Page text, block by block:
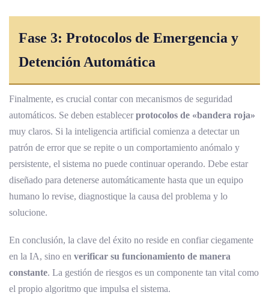
Fase 3: Protocolos de Emergencia y
Detención Automática
Finalmente, es crucial contar con mecanismos de seguridad
automáticos. Se deben establecerprotocolos de «bandera roja»
muy claros. Si la inteligencia artificial comienza a detectar un
patrón de error que se repite o un comportamiento anómalo y
persistente, el sistema no puede continuar operando. Debe estar
diseñado para detenerse automáticamente hasta que un equipo
humano lo revise, diagnostique la causa del problema y lo
solucione.
En conclusión, la clave del éxito no reside en confiar ciegamente
en la IA, sino en verificar su funcionamiento de manera
constante. La gestión de riesgos es un componente tan vital como
el propio algoritmo que impulsa el sistema.